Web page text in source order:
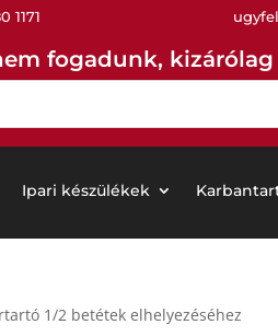
1171
fogadunk,
Ipari készülékek
1/2 betétek elhelyezéséhez